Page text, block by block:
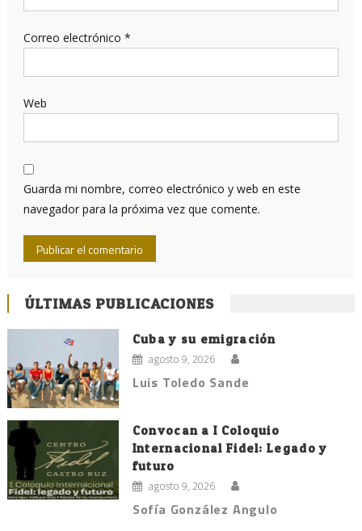
Correo electrónico *
Web
Guarda mi nombre, correo electrónico y web en este
navegador para la próxima vez que comente.
ÚLTIMAS PUBLICACIONES
Cuba y su emigración
agosto 9, 2026
Luis Toledo Sande
Convocan a I Coloquio
Internacional Fidel: Legado y
futuro
agosto 9, 2026
Sofía González Angulo